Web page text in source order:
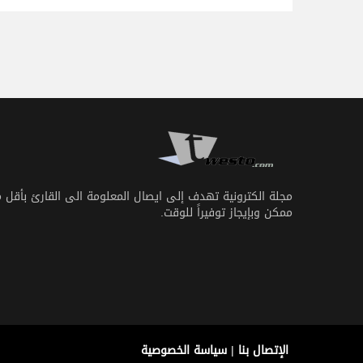
مجلة الكترونية تهدف إلى ايصال المعلومة الى القارئ
ممكن وبإيجاز توفيراً للوقت.
الإتصال بنا | سياسة الخصوصية